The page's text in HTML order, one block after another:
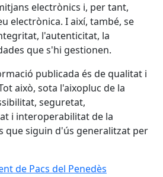
electrònics i, per tant,
electrònica. I així, també, se
l'autenticitat, la
que s'hi gestionen.
publicada és de qualitat i
això, sota l'aixopluc de la
seguretat,
i interoperabilitat de la
que siguin d'ús generalitzat per
de Pacs del Penedès